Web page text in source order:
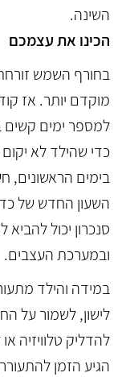
השינה.
הכינו את עצמכם
בחורף השמש זורחת
מוקדם יותר. אז
למספר ימים
כדי שהילד לא
בימים הראשונים,
השעון החדש של
סנכרון יכול
ובמערכת העצבים.
במידה והילד
לישון, לשמור על
להדליק טלוויזיה
הגיע הזמן